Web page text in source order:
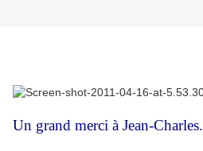
Un grand merci à Jean-Charles.